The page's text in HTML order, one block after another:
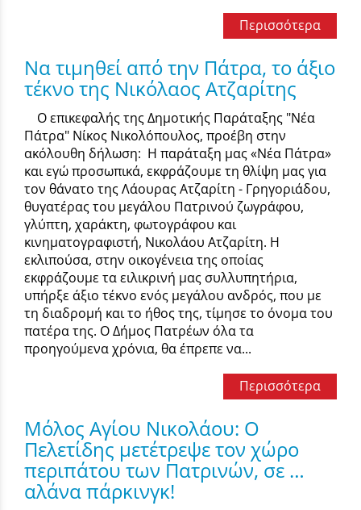
Περισσότερα
Να τιμηθεί από την Πάτρα, το άξιο
τέκνο της Νικόλαος Ατζαρίτης
Ο επικεφαλής της Δημοτικής Παράταξης "Νέα
Πάτρα" Νίκος Νικολόπουλος, προέβη στην
ακόλουθη δήλωση: Η παράταξη μας «Νέα Πάτρα»
και εγώ προσωπικά, εκφράζουμε τη θλίψη μας για
τον θάνατο της Λάουρας Ατζαρίτη - Γρηγοριάδου,
θυγατέρας του μεγάλου Πατρινού ζωγράφου,
γλύπτη, χαράκτη, φωτογράφου και
κινηματογραφιστή, Νικολάου Ατζαρίτη. Η
εκλιπούσα, στην οικογένεια της οποίας
εκφράζουμε τα ειλικρινή μας συλλυπητήρια,
υπήρξε άξιο τέκνο ενός μεγάλου ανδρός, που με
τη διαδρομή και το ήθος της, τίμησε το όνομα του
πατέρα της. Ο Δήμος Πατρέων όλα τα
προηγούμενα χρόνια, θα έπρεπε να...
Περισσότερα
Μόλος Αγίου Νικολάου: Ο
Πελετίδης μετέτρεψε τον χώρο
περιπάτου των Πατρινών, σε …
αλάνα πάρκινγκ!